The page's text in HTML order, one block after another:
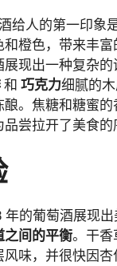
给人的第一印象
橙色，带来丰
现出一种复杂的
和 巧克力细腻的
。焦糖和糖蜜
尝拉开了美食的
年的葡萄酒展现
之间的平衡。干香
味，并很快因